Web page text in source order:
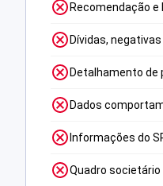
Recomendação
Dívidas,
Detalhamento
Dados
Informações do
Quadro